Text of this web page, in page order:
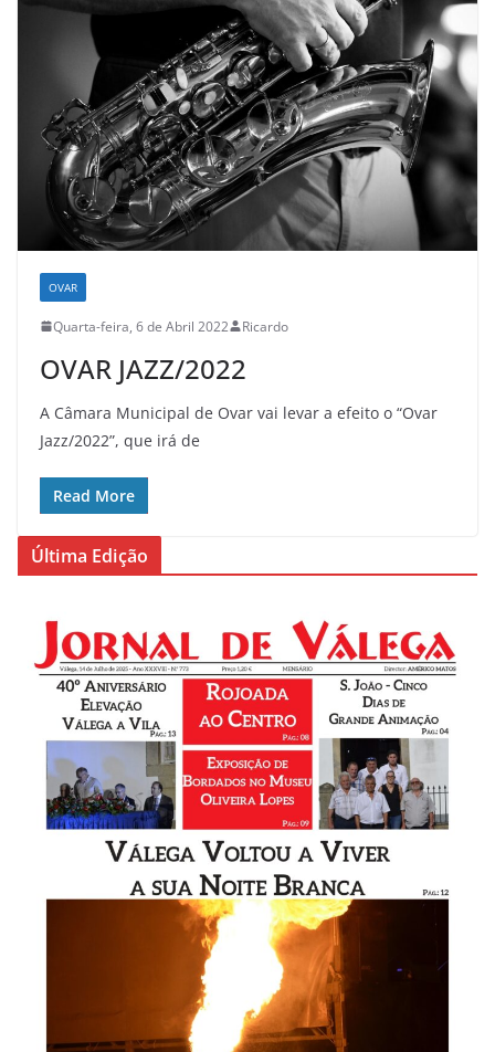
OVAR
Quarta-feira, 6 de Abril 2022 Ricardo
OVAR JAZZ/2022
A Câmara Municipal de Ovar vai levar a efeito o “Ovar
Jazz/2022”, que irá de
Read More
Última Edição